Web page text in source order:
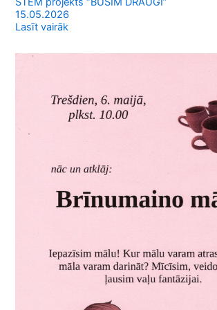
15.05.2026
Lasīt vairāk